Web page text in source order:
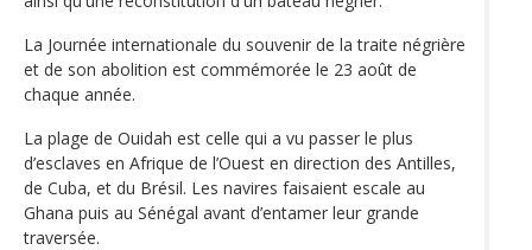
La Journée internationale du souvenir de la traite négrière
et de son abolition est commémorée le 23 août de
chaque année.
La plage de Ouidah est celle qui a vu passer le plus
d’esclaves en Afrique de l’Ouest en direction des Antilles,
de Cuba, et du Brésil. Les navires faisaient escale au
Ghana puis au Sénégal avant d’entamer leur grande
traversée.